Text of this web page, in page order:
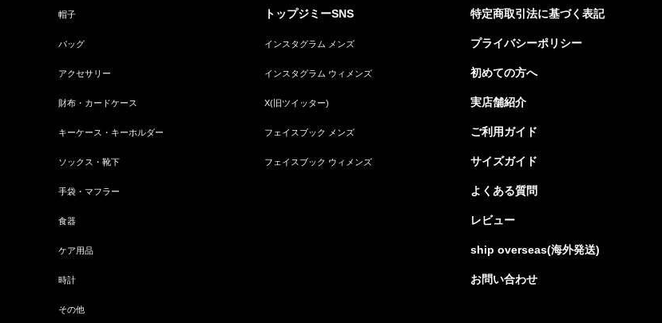
帽子
バッグ
アクセサリー
財布・カードケース
キーケース・キーホルダー
ソックス・靴下
手袋・マフラー
食器
ケア用品
時計
その他
トップジミーSNS
インスタグラム メンズ
インスタグラム ウィメンズ
X(旧ツイッター)
フェイスブック メンズ
フェイスブック ウィメンズ
特定商取引法に基づく表記
プライバシーポリシー
初めての方へ
実店舗紹介
ご利用ガイド
サイズガイド
よくある質問
レビュー
ship overseas(海外発送)
お問い合わせ